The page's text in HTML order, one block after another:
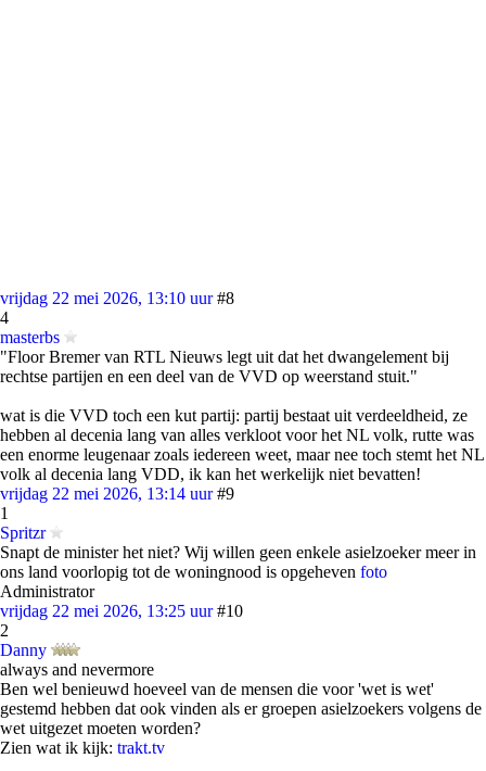
vrijdag 22 mei 2026, 13:10 uur #8
4
masterbs
"Floor Bremer van RTL Nieuws legt uit dat het dwangelement bij
rechtse partijen en een deel van de VVD op weerstand stuit."
wat is die VVD toch een kut partij: partij bestaat uit verdeeldheid, ze
hebben al decenia lang van alles verkloot voor het NL volk, rutte was
een enorme leugenaar zoals iedereen weet, maar nee toch stemt het NL
volk al decenia lang VDD, ik kan het werkelijk niet bevatten!
vrijdag 22 mei 2026, 13:14 uur #9
1
Spritzr
Snapt de minister het niet? Wij willen geen enkele asielzoeker meer in
ons land voorlopig tot de woningnood is opgeheven foto
Administrator
vrijdag 22 mei 2026, 13:25 uur #10
2
Danny
always and nevermore
Ben wel benieuwd hoeveel van de mensen die voor 'wet is wet'
gestemd hebben dat ook vinden als er groepen asielzoekers volgens de
wet uitgezet moeten worden?
Zien wat ik kijk: trakt.tv